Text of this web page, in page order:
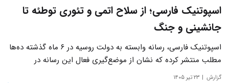
اسپوتنیک فارسی؛ از سلاح اتمی و تئوری توطئه تا
جانشینی و جنگ
اسپوتنیک فارسی، رسانه وابسته به دولت روسیه در ۶ ماه گذشته ده‌ها
مطلب منتشر کرده که نشان از موضع‌گیری فعال این رسانه‌ در
حساس‌ترین مسائل چالش‌های داخلی ایران دارد.
گزارش ۲۳ تیر ۱۴۰۵